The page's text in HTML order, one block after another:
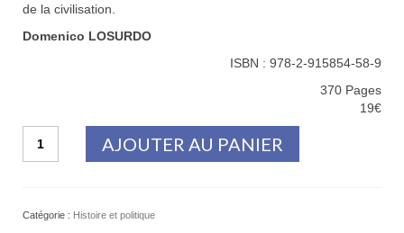
de la civilisation.
Domenico LOSURDO
ISBN : 978-2-915854-58-9
370 Pages
19€
l’empire
AJOUTER AU PANIER
Catégorie : Histoire et politique